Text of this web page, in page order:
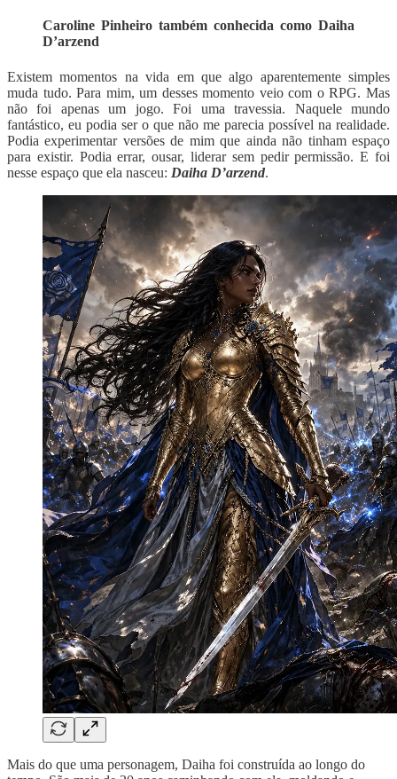
Caroline Pinheiro também conhecida como Daiha
D’arzend
Existem momentos na vida em que algo aparentemente simples
muda tudo. Para mim, um desses momento veio com o RPG. Mas
não foi apenas um jogo. Foi uma travessia. Naquele mundo
fantástico, eu podia ser o que não me parecia possível na realidade.
Podia experimentar versões de mim que ainda não tinham espaço
para existir. Podia errar, ousar, liderar sem pedir permissão. E foi
nesse espaço que ela nasceu: Daiha D’arzend.
Mais do que uma personagem, Daiha foi construída ao longo do